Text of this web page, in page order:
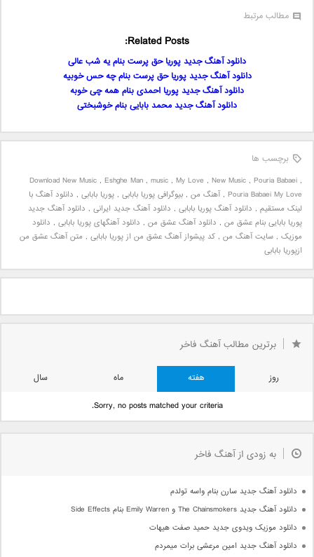
مطالب مرتبط
Related Posts:
دانلود آهنگ جدید پوریا حق پرست بنام یه شب عالی
دانلود آهنگ جدید پوریا حق پرست بنام چه حس خوبیه
دانلود آهنگ جدید پوریا احمدی بنام همه چی خوبه
دانلود آهنگ جدید محمد بابایی بنام خوشبختی
برچسب ها
Download New Music , Eshghe Man , music , My Love , New Music , Pouria Babaei ,
Pouria Babaei My Love
,آهنگ من , بیوگرافی پوریا بابابی , پوریا بابابی , دانلود آهنگ با
لینک مستقیم , دانلود آهنگ پوریا بابابی , دانلود آهنگ جدید ایرانی , دانلود آهنگ جدید
پوریا بابایی بنام عشق من , دانلود آهنگ عشق من , دانلود آهنگهای پوریا بابابی , دانلود
موزیک , سایت آهنگ من , کد پیشواز آهنگ عشق من از پوریا بابابی , متن آهنگ عشق من
ازپوریا بابابی
برترین مطالب آهنگ فاخر
روز هفته ماه
سال
Sorry, no posts matched your criteria.
به زودی از آهنگ فاخر
دانلود آهنگ جدید سارن بنام واسه تولدم
دانلود آهنگ جدید The Chainsmokers و Emily Warren بنام Side Effects
دانلود موزیک ویدوی جدید حمید صفت هیهات
دانلود آهنگ جدید امین مرعشی برات میمردم